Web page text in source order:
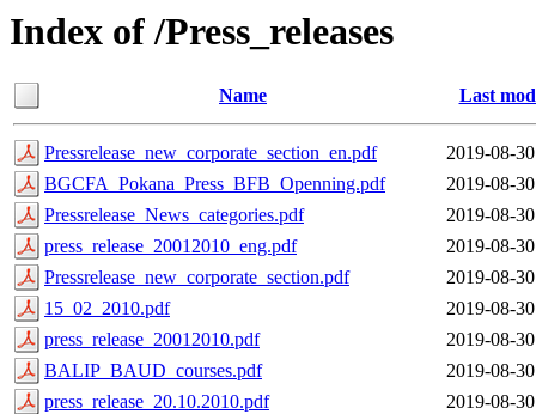
Index of /Press_releases
Name Last
Pressrelease_new_corporate_section_en.pdf
2019-08-
BGCFA_Pokana_Press_BFB_Openning.pdf
2019-08-
Pressrelease_News_categories.pdf
2019-08-
press_release_20012010_eng.pdf
2019-08-
Pressrelease_new_corporate_section.pdf
2019-08-
15_02_2010.pdf
2019-08-
press_release_20012010.pdf
2019-08-
BALIP_BAUD_courses.pdf
2019-08-
press_release_20.10.2010.pdf
2019-08-